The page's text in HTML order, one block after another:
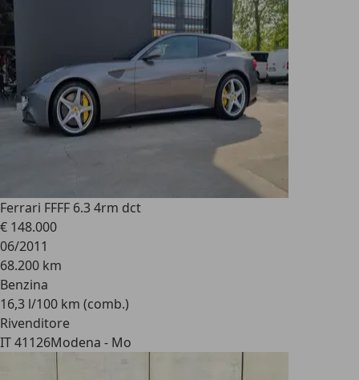
Ferrari FFFF 6.3 4rm dct
€ 148.000
06/2011
68.200 km
Benzina
16,3 l/100 km (comb.)
Rivenditore
IT 41126Modena - Mo